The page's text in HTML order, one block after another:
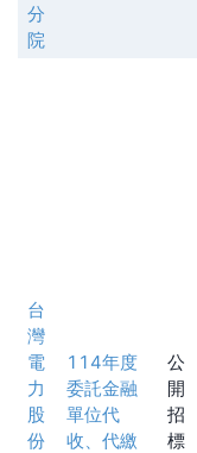
分
院
台
灣
電
力
股
份
114年度
委託金融
單位代
收、代繳
公
開
招
標